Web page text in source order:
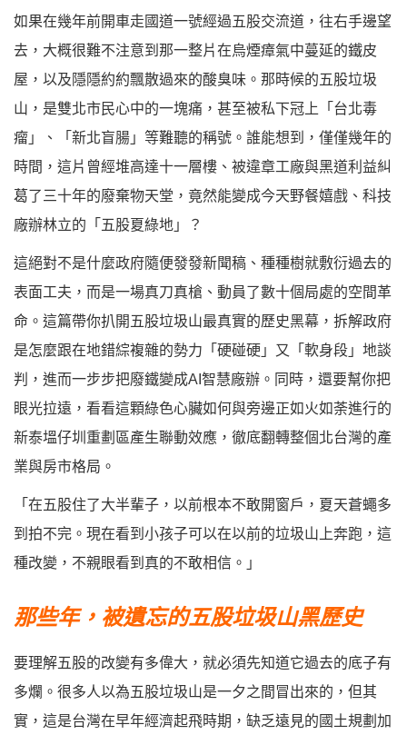
如果在幾年前開車走國道一號經過五股交流道，往右手邊望
去，大概很難不注意到那一整片在烏煙瘴氣中蔓延的鐵皮
屋，以及隱隱約約飄散過來的酸臭味。那時候的五股垃圾
山，是雙北市民心中的一塊痛，甚至被私下冠上「台北毒
瘤」、「新北盲腸」等難聽的稱號。誰能想到，僅僅幾年的
時間，這片曾經堆高達十一層樓、被違章工廠與黑道利益糾
葛了三十年的廢棄物天堂，竟然能變成今天野餐嬉戲、科技
廠辦林立的「五股夏綠地」？
這絕對不是什麼政府隨便發發新聞稿、種種樹就敷衍過去的
表面工夫，而是一場真刀真槍、動員了數十個局處的空間革
命。這篇帶你扒開五股垃圾山最真實的歷史黑幕，拆解政府
是怎麼跟在地錯綜複雜的勢力「硬碰硬」又「軟身段」地談
判，進而一步步把廢鐵變成AI智慧廠辦。同時，還要幫你把
眼光拉遠，看看這顆綠色心臟如何與旁邊正如火如荼進行的
新泰塭仔圳重劃區產生聯動效應，徹底翻轉整個北台灣的產
業與房市格局。
「在五股住了大半輩子，以前根本不敢開窗戶，夏天蒼蠅多
到拍不完。現在看到小孩子可以在以前的垃圾山上奔跑，這
種改變，不親眼看到真的不敢相信。」
那些年，被遺忘的五股垃圾山黑歷史
要理解五股的改變有多偉大，就必須先知道它過去的底子有
多爛。很多人以為五股垃圾山是一夕之間冒出來的，但其
實，這是台灣在早年經濟起飛時期，缺乏遠見的國土規劃加